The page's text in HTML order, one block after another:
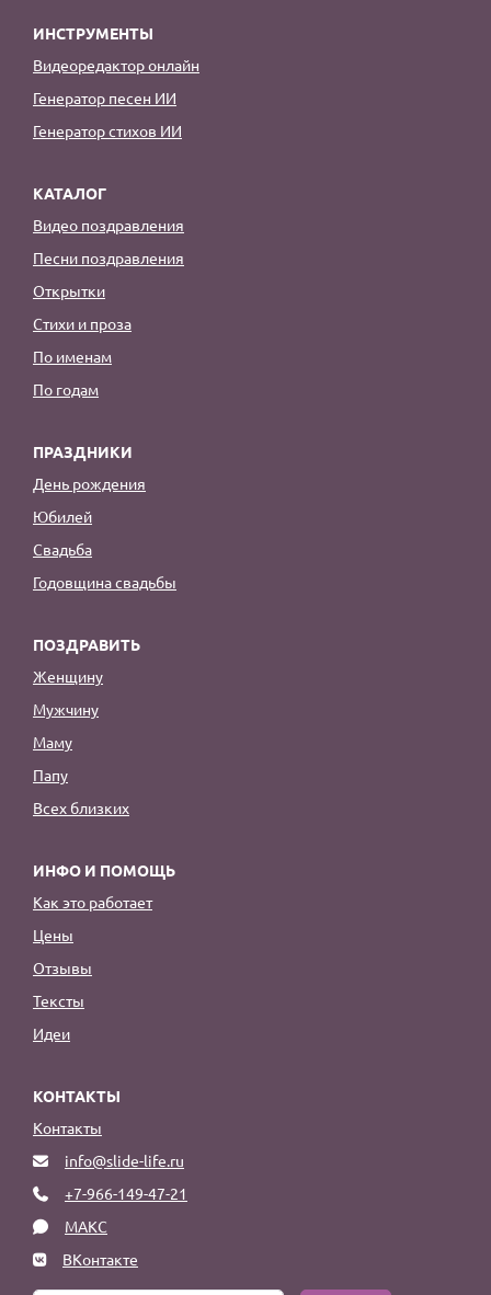
ИНСТРУМЕНТЫ
Видеоредактор онлайн
Генератор песен ИИ
Генератор стихов ИИ
КАТАЛОГ
Видео поздравления
Песни поздравления
Открытки
Стихи и проза
По именам
По годам
ПРАЗДНИКИ
День рождения
Юбилей
Свадьба
Годовщина свадьбы
ПОЗДРАВИТЬ
Женщину
Мужчину
Маму
Папу
Всех близких
ИНФО И ПОМОЩЬ
Как это работает
Цены
Отзывы
Тексты
Идеи
КОНТАКТЫ
Контакты
info@slide-life.ru
+7-966-149-47-21
МАКС
ВКонтакте